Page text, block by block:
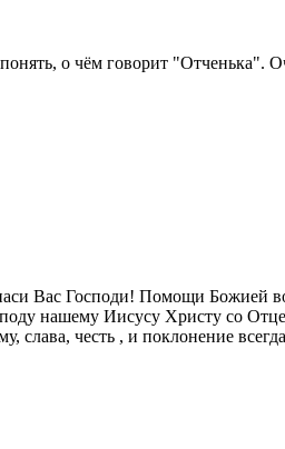
о чём говорит "Отченька".
Вас Господи! Помощи Божией
нашему Иисусу Христу со
слава, честь , и поклонение